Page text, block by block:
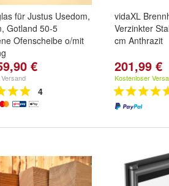
für Justus Usedom,
Gotland 50-5
Ofenscheibe o/mit
doppelt gebogen
Usedom II ohne
,Justus Usedom
10x2mm 3
€
4
vidaXL
Verzinkter
cm Anthrazit
201,99 €
Kostenloser